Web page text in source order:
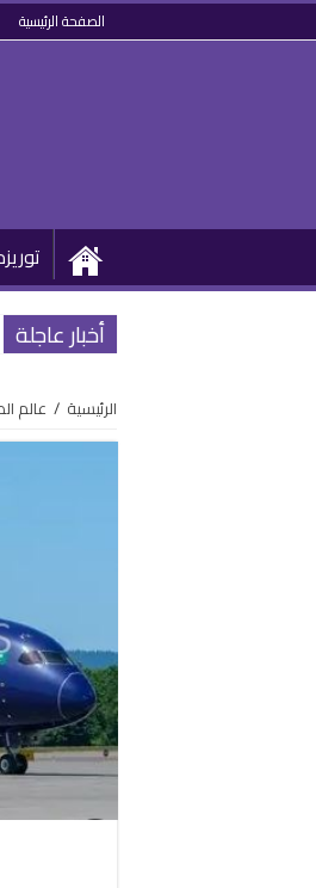
الصفحة الرئيسية
أخبار عاجلة
الرئيسية / عالم